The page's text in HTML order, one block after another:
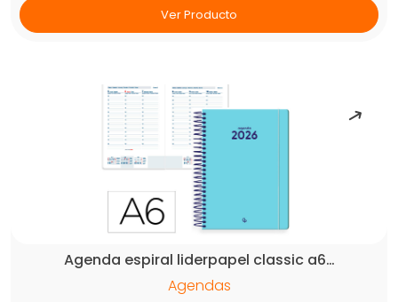
Ver Producto
Agenda espiral liderpapel classic a6…
Agendas